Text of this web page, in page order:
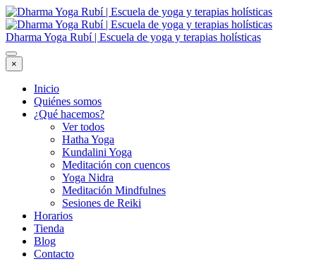
Dharma Yoga Rubí | Escuela de yoga y terapias holísticas
×
Inicio
Quiénes somos
¿Qué hacemos?
Ver todos
Hatha Yoga
Kundalini Yoga
Meditación con cuencos
Yoga Nidra
Meditación Mindfulnes
Sesiones de Reiki
Horarios
Tienda
Blog
Contacto